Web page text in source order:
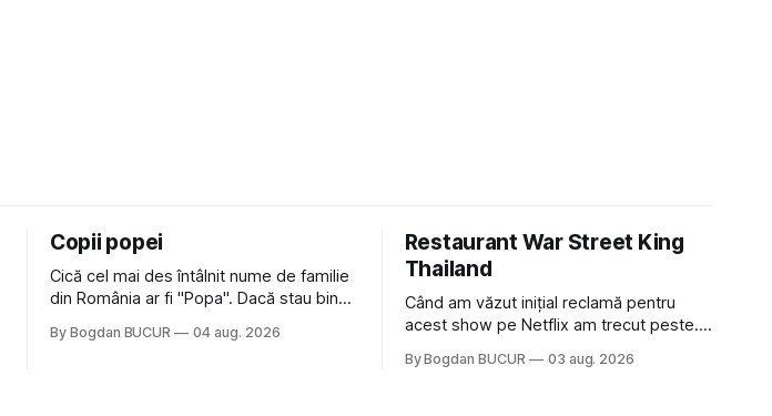
Copii popei
Cică cel mai des întâlnit nume de familie
din România ar fi "Popa". Dacă stau bine
colegi de școala Popa cam peste tot
By Bogdan BUCUR 04 aug. 2026
Restaurant War Street King
Thailand
Când am văzut inițial reclamă pentru
acest show pe Netflix am trecut peste.
tailandeză pe fundal, era cu street food
By Bogdan BUCUR 03 aug. 2026